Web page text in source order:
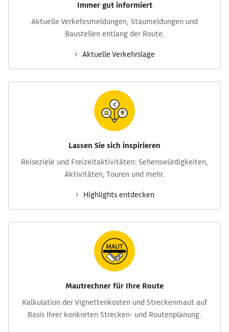
Immer gut informiert
Aktuelle Verkehrs­meldungen, Stau­meldungen und
Baustellen entlang der Route.
Aktuelle Verkehrs­lage
Lassen Sie sich inspirieren
Reise­ziele und Freizeit­aktivitäten: Sehens­würdig­keiten,
Aktivitäten, Touren und mehr.
Highlights entdecken
Mautrechner für Ihre Route
Kalkulation der Vignettenkosten und Streckenmaut auf
Basis Ihrer konkreten Strecken- und Routenplanung.